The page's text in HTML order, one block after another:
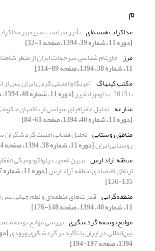
م
مذاکرات هسته‌ای تأثیر سیاست تحریم بر
[دوره 11، شماره 39، 1394، صفحه 1-32]
مرز جای‌نام شناسی سرحدات ایران از منظر
11، شماره 38، 1394، صفحه 89-114]
مکتب کپنهاگ
تا 2013؛ تداوم یا تغییر
[دوره 11، شماره 40، 1394، صفحه 85-116]
منازعه تحلیل جغرافیای سیاسی از نظامهای
[دوره 11، شماره 40، 1394، صفحه 61-84]
مناطق روستایی تحلیل فضایی امنیت گردشگران
روستایی ایران[دوره 11، شماره 38، 1394، صفحه 174-197]
منطقه آزاد ارس تبیین اهمیت ژئواکونومیکی
ارتقای اقتصادی منطقه آزاد ارس
135-156]
منطقه‌گرایی قدرت‌های منطقه‌ای و نظم جهانی
11، شماره 40، 1394، صفحه 148-176]
موانع توسعه گردشگری بررسی موانع توسعه
بین‌المللی در ایران با تأکید بر گردشگری ورودی
1394، صفحه 197-194]